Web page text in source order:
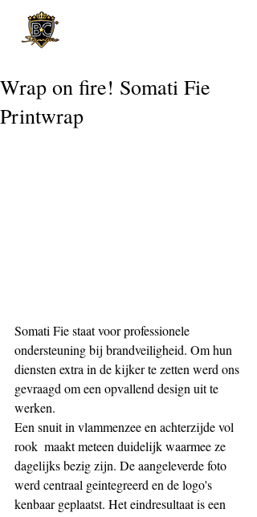
Wrap on fire! Somati Fie
Printwrap
Somati Fie staat voor professionele
ondersteuning bij brandveiligheid. Om hun
diensten extra in de kijker te zetten werd ons
gevraagd om een opvallend design uit te
werken.
Een snuit in vlammenzee en achterzijde vol
rook  maakt meteen duidelijk waarmee ze
dagelijks bezig zijn. De aangeleverde foto
werd centraal geintegreerd en de logo's
kenbaar geplaatst. Het eindresultaat is een